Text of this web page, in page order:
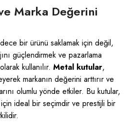
Marka Değerini
bir ürünü saklamak için değil,
güçlendirmek ve pazarlama
kullanılır. Metal kutular,
markanın değerini arttırır ve
olumlu yönde etkiler. Bu kutular,
ideal bir seçimdir ve prestijli bir